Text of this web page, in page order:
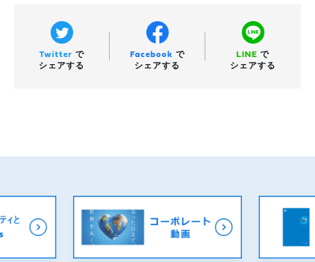
Twitter で
シェアする
Facebook で
シェアする
LINE で
シェアする